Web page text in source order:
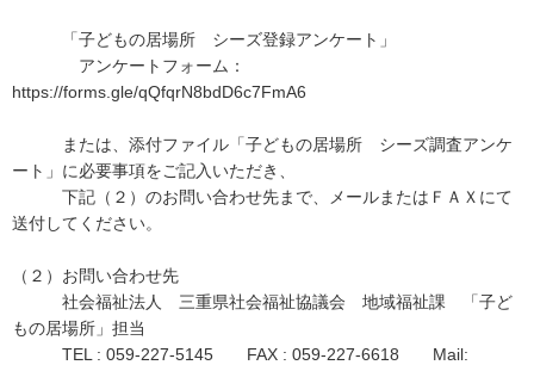
「子どもの居場所 シーズ登録アンケート」
アンケートフォーム：
https://forms.gle/qQfqrN8bdD6c7FmA6
または、添付ファイル「子どもの居場所 シーズ調査アンケ
ート」に必要事項をご記入いただき、
下記（２）のお問い合わせ先まで、メールまたはＦＡＸにて
送付してください。
（２）お問い合わせ先
社会福祉法人 三重県社会福祉協議会 地域福祉課 「子ど
もの居場所」担当
TEL : 059-227-5145 FAX : 059-227-6618 Mail: